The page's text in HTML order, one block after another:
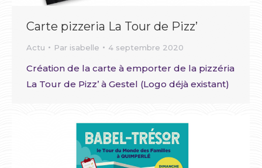
Carte pizzeria La Tour de Pizz’
Actu Par isabelle 4 septembre 2020
Création de la carte à emporter de la pizzéria
La Tour de Pizz’ à Gestel (Logo déjà existant)